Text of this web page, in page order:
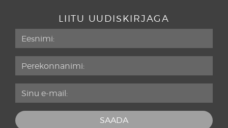
LIITU UUDISKIRJAGA